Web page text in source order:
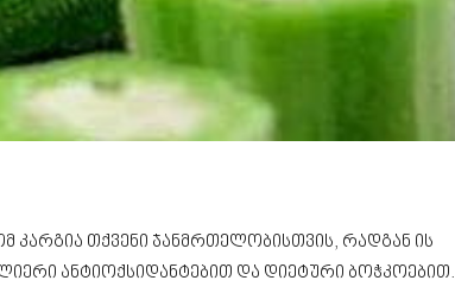
თქვენი ჯანმრთელობისთვის, რადგან ის
ანტიოქსიდანტებით და დიეტური ბოჭკოებით.